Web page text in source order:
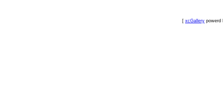
[ xcGallery